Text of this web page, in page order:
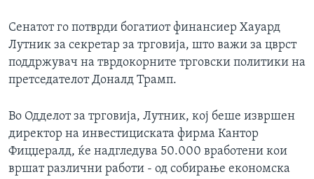
Сенатот го потврди богатиот финансиер Хауард
Лутник за секретар за трговија, што важи за цврст
поддржувач на тврдокорните трговски политики на
претседателот Доналд Трамп.
Во Одделот за трговија, Лутник, кој беше извршен
директор на инвестициската фирма Кантор
Фицџералд, ќе надгледува 50.000 вработени кои
вршат различни работи - од собирање економска